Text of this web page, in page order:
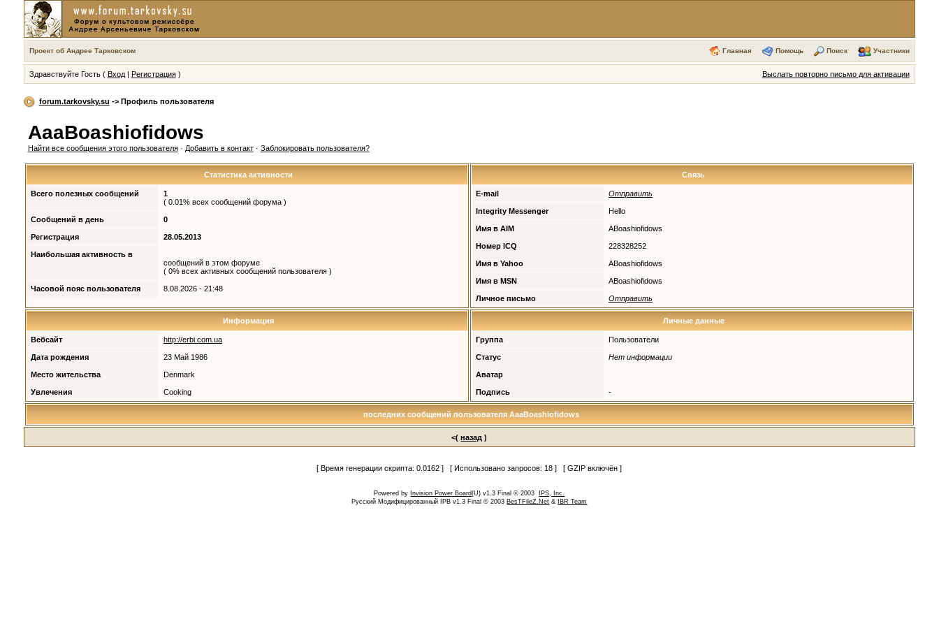
Проект об Андрее Тарковском Главная Помощь Поиск Участники
Здравствуйте Гость ( Вход| Регистрация) Выслать повторно письмо для активации
forum.tarkovsky.su -> Профиль пользователя
AaaBoashiofidows
Найти все сообщения этого пользователя· Добавить в контакт· Заблокировать пользователя?
Статистика активности
Всего полезных сообщений
1
( 0.01% всех сообщений форума )
Сообщений в день 0
Регистрация 28.05.2013
Наибольшая активность в
сообщений в этом форуме
( 0% всех активных сообщений пользователя )
Часовой пояс пользователя 8.08.2026 - 21:48
Связь
E-mail Отправить
Integrity Messenger Hello
Имя в AIM ABoashiofidows
Номер ICQ 228328252
Имя в Yahoo ABoashiofidows
Имя в MSN ABoashiofidows
Личное письмо Отправить
Информация
Вебсайт http://erbi.com.ua
Дата рождения 23 Май 1986
Место жительства Denmark
Увлечения Cooking
Личные данные
Группа Пользователи
Статус Нет информации
Аватар
Подпись -
последних сообщений пользователя AaaBoashiofidows
<(назад )
[ Время генерации скрипта: 0.0162 ] [ Использовано запросов: 18 ] [ GZIP включён ]
Powered by Invision Power Board(U) v1.3 Final © 2003
IPS, Inc.
Русский Модифицированный IPB v1.3 Final © 2003 BesTFileZ.Net & IBR Team